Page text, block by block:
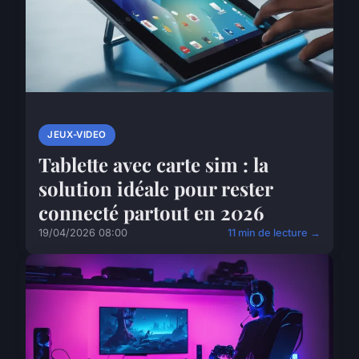
JEUX-VIDEO
Tablette avec carte sim : la
solution idéale pour rester
connecté partout en 2026
19/04/2026 08:00 11 min de lecture →